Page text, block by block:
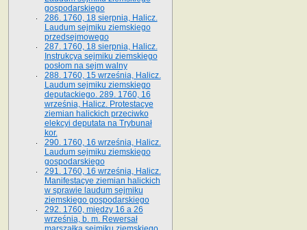
gospodarskiego
286. 1760, 18 sierpnia, Halicz.
Laudum sejmiku ziemskiego
przedsejmowego
287. 1760, 18 sierpnia, Halicz.
Instrukcya sejmiku ziemskiego
posłom na sejm walny
288. 1760, 15 września, Halicz.
Laudum sejmiku ziemskiego
deputackiego. 289. 1760, 16
września, Halicz. Protestacye
ziemian halickich przeciwko
elekcyi deputata na Trybunał
kor.
290. 1760, 16 września, Halicz.
Laudum sejmiku ziemskiego
gospodarskiego
291. 1760, 16 września, Halicz.
Manifestacye ziemian halickich
w sprawie laudum sejmiku
ziemskiego gospodarskiego
292. 1760, między 16 a 26
września, b. m. Rewersał